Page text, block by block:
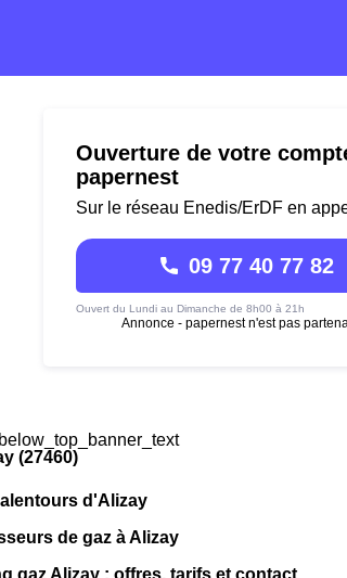
Ouverture de votre
papernest
Sur le réseau Enedis/ErDF en
09 77 40 77 82
Ouvert du Lundi au Dimanche de 8h00 à 21h
Annonce - papernest n'est pas
(27460)
d'Alizay
de gaz à Alizay
gaz Alizay : offres, tarifs et contact